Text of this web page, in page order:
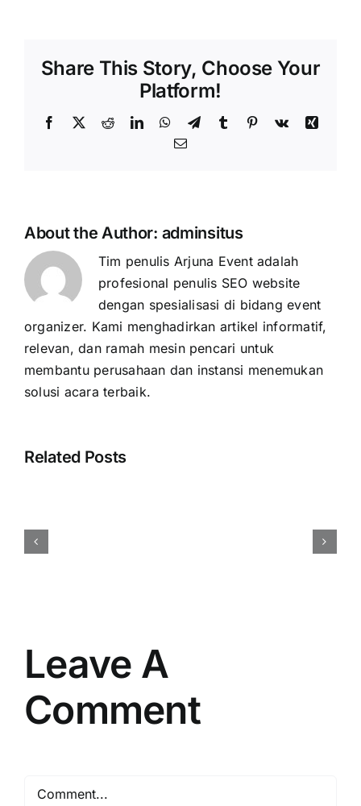
Share This Story, Choose Your
Platform!
Facebook
X RedditLinkedInWhatsApp
TelegramTumblr Pinterest
Vk
Xing
Email
About the Author: adminsitus
Tim penulis Arjuna Event adalah
profesional penulis SEO website
dengan spesialisasi di bidang event
organizer. Kami menghadirkan artikel informatif,
relevan, dan ramah mesin pencari untuk
membantu perusahaan dan instansi menemukan
solusi acara terbaik.
Related Posts
Leave A
Comment